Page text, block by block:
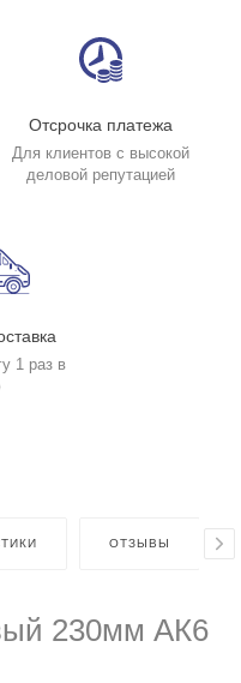
Отсрочка платежа
Для клиентов с высокой
деловой репутацией
1 раз в
ОТЗЫВЫ
230мм АК6